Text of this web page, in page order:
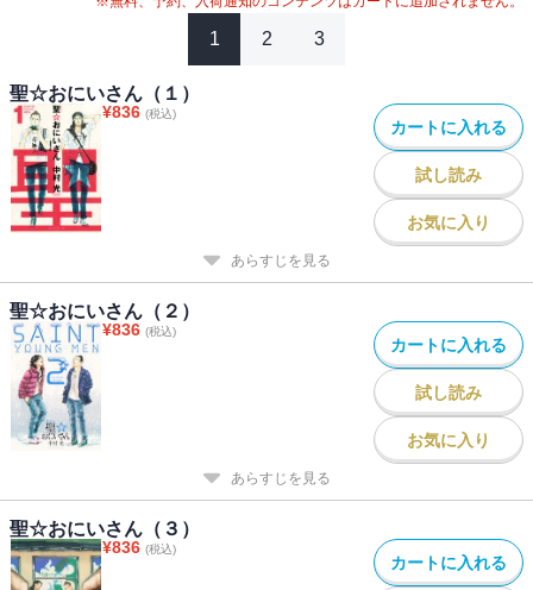
1 2 3
聖☆おにいさん（１）
¥836 (税込)
カートに入れる
試し読み
お気に入り
あらすじを見る
聖☆おにいさん（２）
¥836 (税込)
カートに入れる
試し読み
お気に入り
あらすじを見る
聖☆おにいさん（３）
¥836 (税込)
カートに入れる